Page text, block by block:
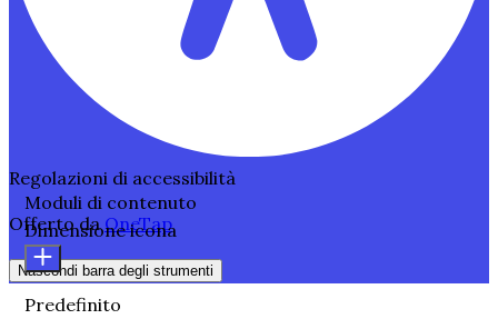
Regolazioni di accessibilità
Offerto daOneTap
Nascondi barra degli strumenti
Moduli di contenuto
Dimensione icona
Predefinito